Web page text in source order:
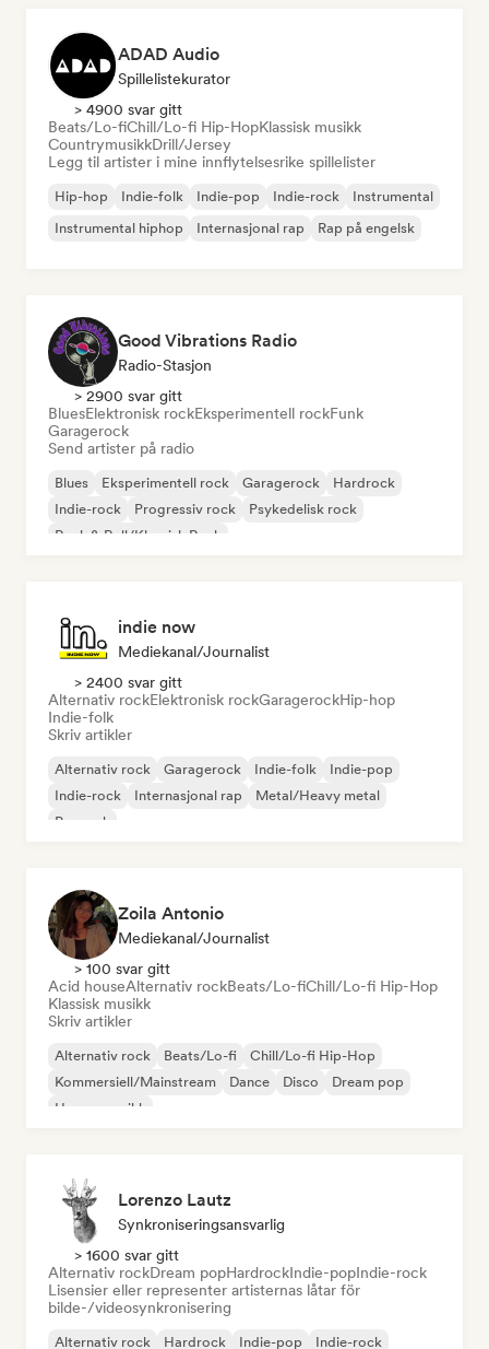
ADAD Audio
Spillelistekurator
> 4900 svar gitt
Beats/Lo-fiChill/Lo-fi Hip-HopKlassisk musikk
CountrymusikkDrill/Jersey
Legg til artister i mine innflytelsesrike spillelister
Hip-hop Indie-folk Indie-pop Indie-rock
Instrumental
Instrumental hiphop
Internasjonal rap Rap på engelsk
Good Vibrations Radio
Radio-Stasjon
> 2900 svar gitt
BluesElektronisk rockEksperimentell rockFunk
Garagerock
Send artister på radio
Blues Eksperimentell rock Garagerock
Hardrock
Indie-rock
Progressiv rock
Psykedelisk rock
Rock & Roll/Klassisk Rock
indie now
Mediekanal/journalist
> 2400 svar gitt
Alternativ rockElektronisk rockGaragerockHip-hop
Indie-folk
Skriv artikler
Alternativ rock Garagerock Indie-folk
Indie-pop
Indie-rock
Internasjonal rap
Metal/Heavy metal
Poprock
Zoila Antonio
Mediekanal/journalist
> 100 svar gitt
Acid houseAlternativ rockBeats/Lo-fiChill/Lo-fi Hip-Hop
Klassisk musikk
Skriv artikler
Alternativ rock Beats/Lo-fi
Chill/Lo-fi Hip-Hop
Kommersiell/Mainstream
Dance Disco
Dream pop
House-musikk
Lorenzo Lautz
Synkroniseringsansvarlig
> 1600 svar gitt
Alternativ rockDream popHardrockIndie-popIndie-rock
Lisensier eller representer artisternas låtar för
bilde-/videosynkronisering
Alternativ rock Hardrock Indie-pop Indie-rock